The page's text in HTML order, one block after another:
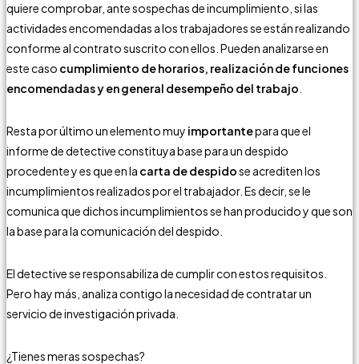
quiere comprobar, ante sospechas de incumplimiento, si las
actividades encomendadas a los trabajadores se están realizando
conforme al contrato suscrito con ellos. Pueden analizarse en
este caso cumplimiento de horarios, realización de funciones
encomendadas y en general desempeño del trabajo
Resta por último un elemento muy importantepara que el
informe de detective constituya base para un despido
procedente y es que en la carta de despidose acrediten los
incumplimientos realizados por el trabajador. Es decir, se le
comunica que dichos incumplimientos se han producido y que son
la base para la comunicación del despido.
El detective se responsabiliza de cumplir con estos requisitos.
Pero hay más, analiza contigo la necesidad de contratar un
servicio de investigación privada.
¿Tienes meras sospechas?